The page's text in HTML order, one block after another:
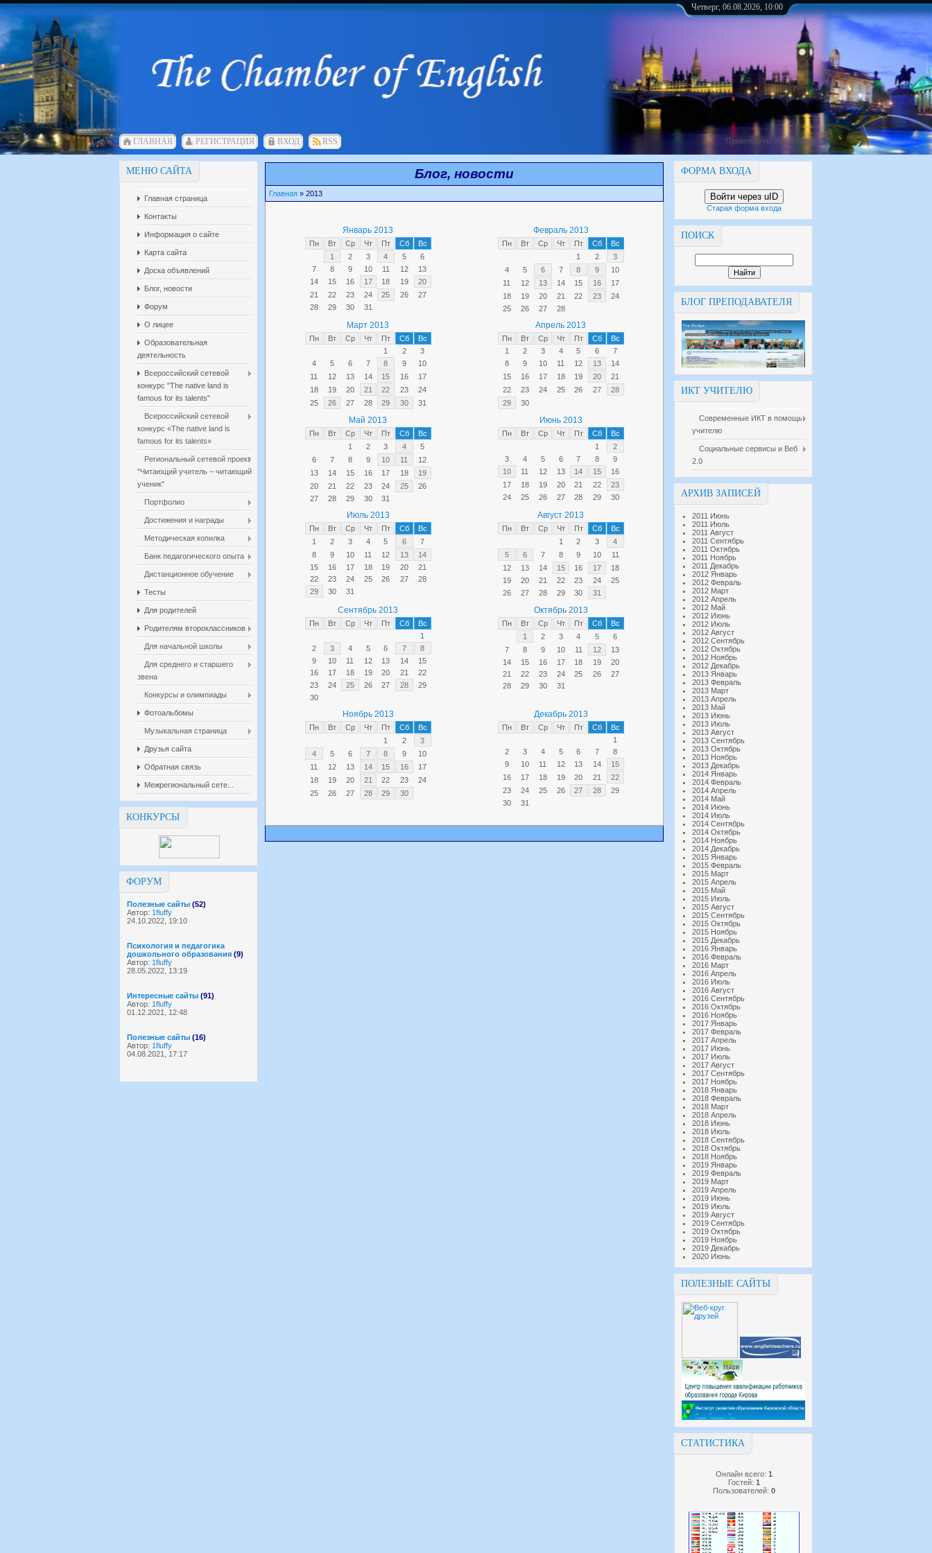
Четверг, 06.08.2026, 10:00
ГЛАВНАЯ РЕГИСТРАЦИЯ ВХОД RSS Приветствую Вас, Гость
МЕНЮ САЙТА
Главная страница
Контакты
Информация о сайте
Карта сайта
Доска объявлений
Блог, новости
Форум
О лицее
Образовательная
деятельность
Всероссийский сетевой
конкурс "The native land is
famous for its talents"
Всероссийский сетевой
конкурс «The native land is
famous for its talents»
Региональный сетевой проект
"Читающий учитель – читающий
ученик"
Портфолио
Достижения и награды
Методическая копилка
Банк педагогического опыта
Дистанционное обучение
Тесты
Для родителей
Родителям второклассников
Для начальной школы
Для среднего и старшего
звена
Конкурсы и олимпиады
Фотоальбомы
Музыкальная страница
Друзья сайта
Обратная связь
Межрегиональный сете...
КОНКУРСЫ
ФОРУМ
Полезные сайты (52)
Автор: 1fluffy
24.10.2022, 19:10
Психология и педагогика
дошкольного образования (9)
Автор: 1fluffy
28.05.2022, 13:19
Интересные сайты (91)
Автор: 1fluffy
01.12.2021, 12:48
Полезные сайты (16)
Автор: 1fluffy
04.08.2021, 17:17
ФОРМА ВХОДА
Войти через uID
Старая форма входа
ПОИСК
БЛОГ ПРЕПОДАВАТЕЛЯ
ИКТ УЧИТЕЛЮ
Современные ИКТ в помощь
учителю
Социальные сервисы и Веб
2.0
АРХИВ ЗАПИСЕЙ
2011 Июнь
2011 Июль
2011 Август
2011 Сентябрь
2011 Октябрь
2011 Ноябрь
2011 Декабрь
2012 Январь
2012 Февраль
2012 Март
2012 Апрель
2012 Май
2012 Июнь
2012 Июль
2012 Август
2012 Сентябрь
2012 Октябрь
2012 Ноябрь
2012 Декабрь
2013 Январь
2013 Февраль
2013 Март
2013 Апрель
2013 Май
2013 Июнь
2013 Июль
2013 Август
2013 Сентябрь
2013 Октябрь
2013 Ноябрь
2013 Декабрь
2014 Январь
2014 Февраль
2014 Апрель
2014 Май
2014 Июнь
2014 Июль
2014 Сентябрь
2014 Октябрь
2014 Ноябрь
2014 Декабрь
2015 Январь
2015 Февраль
2015 Март
2015 Апрель
2015 Май
2015 Июль
2015 Август
2015 Сентябрь
2015 Октябрь
2015 Ноябрь
2015 Декабрь
2016 Январь
2016 Февраль
2016 Март
2016 Апрель
2016 Июль
2016 Август
2016 Сентябрь
2016 Октябрь
2016 Ноябрь
2017 Январь
2017 Февраль
2017 Апрель
2017 Июнь
2017 Июль
2017 Август
2017 Сентябрь
2017 Ноябрь
2018 Январь
2018 Февраль
2018 Март
2018 Апрель
2018 Июнь
2018 Июль
2018 Сентябрь
2018 Октябрь
2018 Ноябрь
2019 Январь
2019 Февраль
2019 Март
2019 Апрель
2019 Июнь
2019 Июль
2019 Август
2019 Сентябрь
2019 Октябрь
2019 Ноябрь
2019 Декабрь
2020 Июнь
ПОЛЕЗНЫЕ САЙТЫ
СТАТИСТИКА
Онлайн всего: 1
Гостей: 1
Пользователей: 0
Блог, новости
Главная » 2013
Январь 2013
Пн Вт Ср Чт Пт Сб
Вс
1
2 3 4 5
6
7
8 9 10 11 12
13
14
15 16 17 18 19
20
21
22 23 24 25 26
27
28
29 30 31
Февраль 2013
Пн Вт Ср Чт Пт Сб
Вс
1
2
3
4
5 6 7 8 9
10
11
12 13 14 15 16
17
18
19 20 21 22 23
24
25
26 27 28
Март 2013
Пн Вт Ср Чт Пт Сб
Вс
1
2
3
4
5 6 7 8 9
10
11
12 13 14 15 16
17
18
19 20 21 22 23
24
25
26 27 28 29 30 31
Апрель 2013
Пн Вт Ср Чт Пт Сб
Вс
1
2 3 4 5 6
7
8
9 10 11 12 13
14
15
16 17 18 19 20
21
22
23 24 25 26 27
28
29
30
Май 2013
Пн Вт Ср Чт Пт Сб
Вс
1
2 3 4
5
6
7 8 9 10 11
12
13
14 15 16 17 18
19
20
21 22 23 24 25
26
27
28 29 30 31
Июнь 2013
Пн Вт Ср Чт Пт Сб
Вс
1
2
3
4 5 6 7 8
9
10
11 12 13 14 15
16
17
18 19 20 21 22
23
24
25 26 27 28 29 30
Июль 2013
Пн Вт Ср Чт Пт Сб
Вс
1
2 3 4 5 6
7
8
9 10 11 12 13
14
15
16 17 18 19 20
21
22
23 24 25 26 27
28
29
30 31
Август 2013
Пн Вт Ср Чт Пт Сб
Вс
1
2 3
4
5
6 7 8 9 10
11
12
13 14 15 16 17
18
19
20 21 22 23 24
25
26
27 28 29 30 31
Сентябрь 2013
Пн Вт Ср Чт Пт Сб
Вс
1
2
3 4 5 6 7
8
9
10 11 12 13 14
15
16
17 18 19 20 21
22
23
24 25 26 27 28
29
30
Октябрь 2013
Пн Вт Ср Чт Пт Сб
Вс
1
2 3 4 5
6
7
8 9 10 11 12
13
14
15 16 17 18 19
20
21
22 23 24 25 26
27
28
29 30 31
Ноябрь 2013
Пн Вт Ср Чт Пт Сб
Вс
1
2
3
4
5 6 7 8 9
10
11
12 13 14 15 16
17
18
19 20 21 22 23
24
25
26 27 28 29 30
Декабрь 2013
Пн Вт Ср Чт Пт Сб
Вс
1
2
3 4 5 6 7
8
9
10 11 12 13 14
15
16
17 18 19 20 21
22
23
24 25 26 27 28
29
30
31